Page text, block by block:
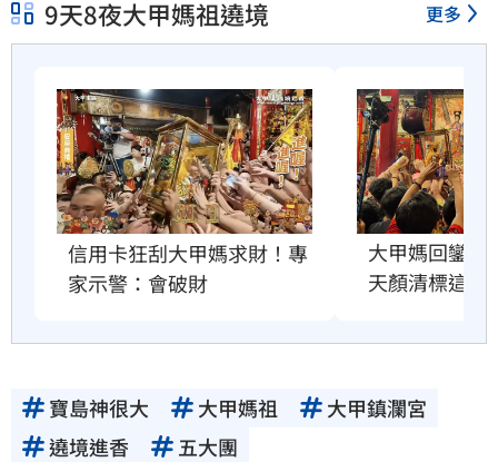
9天8夜大甲媽祖遶境 更多
信用卡狂刮大甲媽求財！專
家示警：會破財
大甲媽回鑾安
天顏清標這樣
寶島神很大 大甲媽祖
大甲鎮瀾宮
遶境進香
五大團